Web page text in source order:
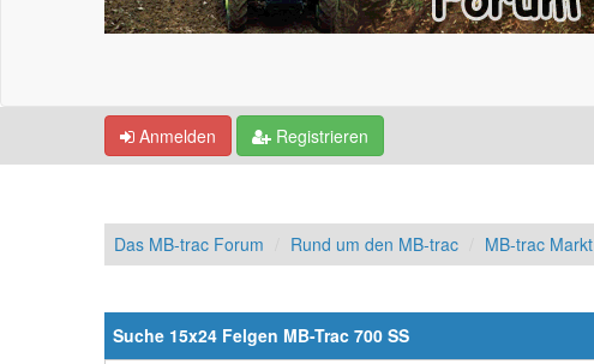
Anmelden Registrieren
Das MB-trac Forum Rund um den MB-trac MB-trac Markt
Suche 15x24 Felgen MB-Trac 700 SS